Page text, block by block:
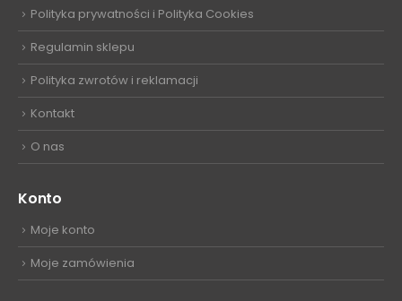
Polityka prywatności i Polityka Cookies
Regulamin sklepu
Polityka zwrotów i reklamacji
Kontakt
O nas
Konto
Moje konto
Moje zamówienia